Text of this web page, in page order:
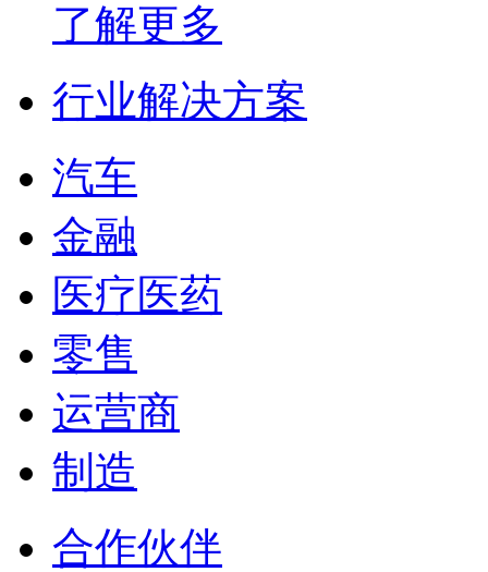
了解更多
行业解决方案
汽车
金融
医疗医药
零售
运营商
制造
合作伙伴